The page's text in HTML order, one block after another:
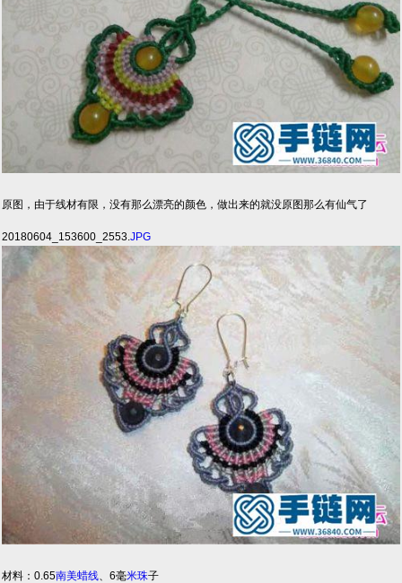
原图，由于线材有限，没有那么漂亮的颜色，做出来的就没原图那么有仙气了
20180604_153600_2553.JPG
材料：0.65南美蜡线 、6毫米珠子